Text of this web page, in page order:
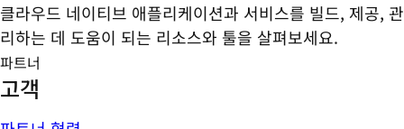
클라우드 네이티브 애플리케이션과 서비스를 빌드, 제공, 관
리하는 데 도움이 되는 리소스와 툴을 살펴보세요.
파트너
고객